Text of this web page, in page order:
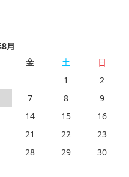
月
金 土
日
1
2
7 8
9
14 15
16
21 22
23
28 29
30